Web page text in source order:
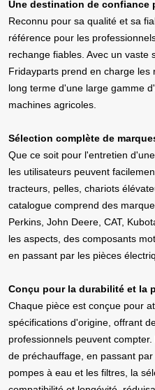
Une destination de confiance
Reconnu pour sa qualité et sa
référence pour les
rechange fiables. Avec un vaste
Fridayparts prend en charge
long terme d'une large gamme
machines agricoles.
Sélection complète de
Que ce soit pour l'entretien
les utilisateurs peuvent
tracteurs, pelles, chariots
catalogue comprend des
Perkins, John Deere, CAT,
les aspects, des composants
en passant par les pièces
Conçu pour la durabilité et la
Chaque pièce est conçue pour
spécifications d'origine, offrant
professionnels peuvent
de préchauffage, en passant
pompes à eau et les filtres, la